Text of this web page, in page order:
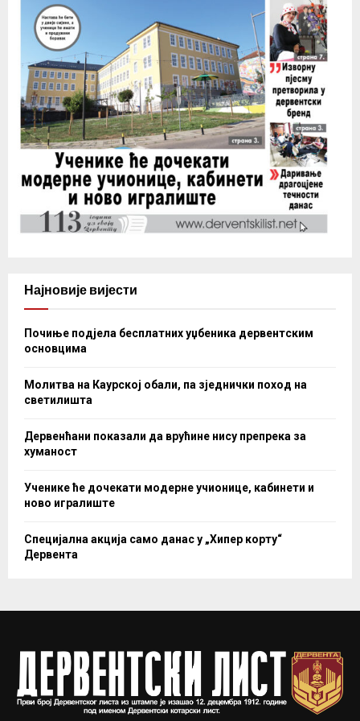
Најновије вијести
Почиње подјела бесплатних уџбеника дервентским
основцима
Молитва на Каурској обали, па зједнички поход на
светилишта
Дервенћани показали да врућине нису препрека за
хуманост
Ученике ће дочекати модерне учионице, кабинети и
ново игралиште
Специјална акција само данас у „Хипер корту“
Дервента